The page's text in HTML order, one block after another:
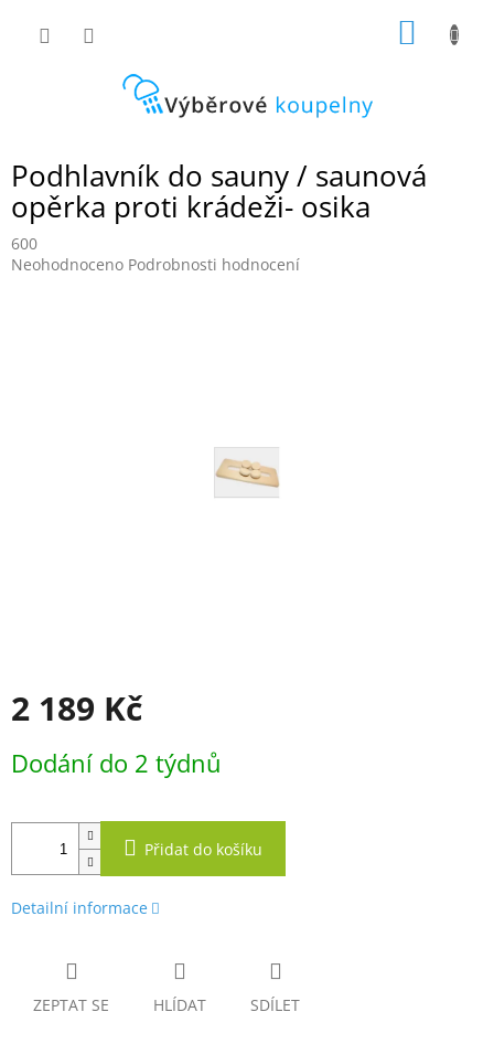
Podhlavník do sauny / saunová
opěrka proti krádeži- osika
600
Průměrné
Neohodnoceno Podrobnosti hodnocení
2 189 Kč
cena:
Dodání do 2 týdnů
Přidat do košíku
Detailní informace
ZEPTAT SE HLÍDAT SDÍLET